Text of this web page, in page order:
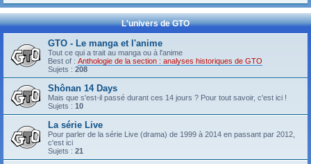
L'univers de GTO
GTO - Le manga et l'anime
Tout ce qui a trait au manga ou à l'anime
Best of : Anthologie de la section : analyses historiques de GTO
Sujets : 208
Shônan 14 Days
Mais que s'est-il passé durant ces 14 jours ? Pour tout savoir, c'est ici !
Sujets : 10
La série Live
Pour parler de la série Live (drama) de 1999 à 2014 en passant par 2012,
c'est ici
Sujets : 21